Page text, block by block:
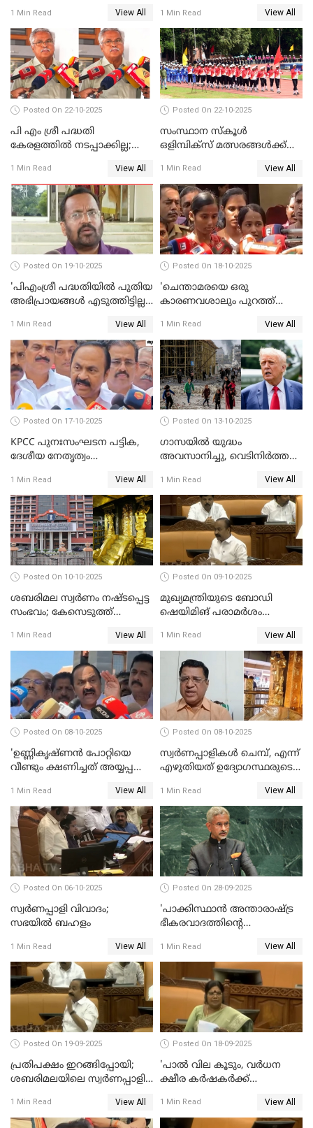
WATCH VIDEO
1 Min Read View All 1 Min Read View All
Posted On 22-10-2025
പി എം ശ്രീ പദ്ധതി
കേരളത്തില്‍ നടപ്പാക്കില്ല;
VIDEO
1 Min Read View All
Posted On 22-10-2025
സംസ്ഥാന സ്‌കൂള്‍
ഒളിമ്പിക്‌സ് മത്സരങ്ങള്‍ക്ക്
1 Min Read View All
Posted On 19-10-2025
'പിഎംശ്രീ പദ്ധതിയില്‍ പുതിയ
അഭിപ്രായങ്ങള്‍ എടുത്തിട്ടില്ല';
1 Min Read View All
Posted On 18-10-2025
'ചെന്താമരയെ ഒരു
കാരണവശാലും പുറത്ത്
തങ്ങള്‍ക്ക് ഭയമാണ്';
സജിതയുടെ പെണ്‍മക്കള്‍
WATCH VIDEO
1 Min Read View All
Posted On 17-10-2025
KPCC പുനഃസംഘടന പട്ടിക,
ദേശീയ നേതൃത്വം
ഡി സതീശന്‍ WATCH VIDEO
1 Min Read View All
Posted On 13-10-2025
ഗാസയില്‍ യുദ്ധം
അവസാനിച്ചു, വെടിനിര്‍ത്തല്‍
1 Min Read View All
Posted On 10-10-2025
ശബരിമല സ്വര്‍ണം നഷ്ടപ്പെട്ട
സംഭവം; കേസെടുത്ത്
ഉത്തരവിട്ട് ഹൈക്കോടതി
WATCH VIDEO
1 Min Read View All
Posted On 09-10-2025
മുഖ്യമന്ത്രിയുടെ ബോഡി
ഷെയിമിങ് പരാമര്‍ശം
പ്രതിപക്ഷം WATCH VIDEO
1 Min Read View All
Posted On 08-10-2025
'ഉണ്ണികൃഷ്ണന്‍ പോറ്റിയെ
വീണ്ടും ക്ഷണിച്ചത് അയ്യപ്പ
അടിച്ചുമാറ്റാനാണെന്ന്
സംശയമുണ്ട്'; വി ഡി
സതീശൻ
1 Min Read View All
Posted On 08-10-2025
സ്വർണപ്പാളികൾ ചെമ്പ്, എന്ന്
എഴുതിയത് ഉദ്യോഗസ്ഥരുടെ
ടി.കെ.രാജഗോപാല്‍
1 Min Read View All
Posted On 06-10-2025
സ്വർണപ്പാളി വിവാദം;
സഭയിൽ ബഹളം
1 Min Read View All
Posted On 28-09-2025
'പാക്കിസ്ഥാന്‍ അന്താരാഷ്ട്ര
ഭീകരവാദത്തിന്റെ
ജയശങ്കര്‍
1 Min Read View All
Posted On 19-09-2025
പ്രതിപക്ഷം ഇറങ്ങിപ്പോയി;
ശബരിമലയിലെ സ്വർണപ്പാളി
പ്രമേയത്തിന് അനുമതിയില്ല
WATCH VIDEO
1 Min Read View All
Posted On 18-09-2025
'പാൽ വില കൂടും, വർധന
ക്ഷീര കർഷകർക്ക്
ജെ ചിഞ്ചുറാണി
1 Min Read View All